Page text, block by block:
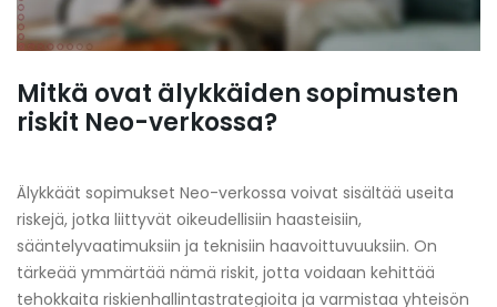
Mitkä ovat älykkäiden sopimusten
riskit Neo-verkossa?
Älykkäät sopimukset Neo-verkossa voivat sisältää useita
riskejä, jotka liittyvät oikeudellisiin haasteisiin,
sääntelyvaatimuksiin ja teknisiin haavoittuvuuksiin. On
tärkeää ymmärtää nämä riskit, jotta voidaan kehittää
tehokkaita riskienhallintastrategioita ja varmistaa yhteisön